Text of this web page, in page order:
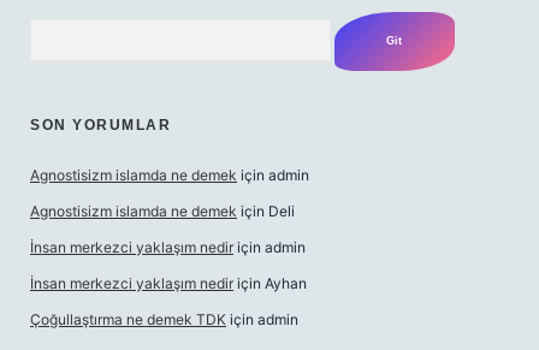
SON YORUMLAR
Agnostisizm islamda ne demek için admin
Agnostisizm islamda ne demek için Deli
İnsan merkezci yaklaşım nedir için admin
İnsan merkezci yaklaşım nedir için Ayhan
Çoğullaştırma ne demek TDK için admin